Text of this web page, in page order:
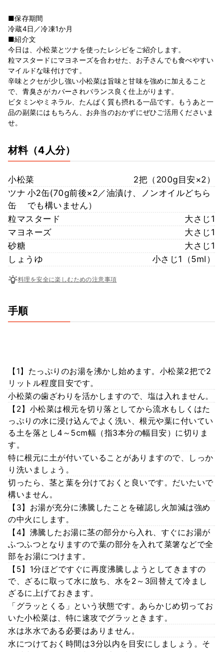
■保存期間
冷蔵4日／冷凍1か月
■紹介文
今日は、小松菜とツナを使ったレシピをご紹介します。
粒マスタードにマヨネーズを合わせた、お子さんでも食べやすい
マイルドな味付けです。
辛味とクセが少し強い小松菜は旨味と甘味を強めに加えること
で、青臭さがカバーされバランス良く仕上がります。
ビタミンやミネラル、たんぱく質も摂れる一品です。もうあと一
品の副菜にはもちろん、お弁当のおかずにぜひご活用くださいま
せ。
材料（4人分）
小松菜
2把（200g目安×2）
ツナ
缶
小2缶(70g前後×2／油漬け、ノンオイルどちら
でも構いません）
粒マスタード
大さじ1
マヨネーズ
大さじ1
砂糖
大さじ1
しょうゆ
小さじ1（5ml）
料理を安全に楽しむための注意事項
手順
【1】たっぷりのお湯を沸かし始めます。小松菜2把で2
リットル程度目安です。
小松菜の歯ざわりを活かしますので、塩は入れません。
【2】小松菜は根元を切り落としてから流水もしくはた
っぷりの水に浸け込んでよく洗い、根元や葉に付いてい
る土を落とし4～5cm幅（指3本分の幅目安）に切りま
す。
特に根元に土が付いていることがありますので、しっか
り洗いましょう。
切ったら、茎と葉を分けておくと良いです。だいたいで
構いません。
【3】お湯が充分に沸騰したことを確認し火加減は強め
の中火にします。
【4】沸騰したお湯に茎の部分から入れ、すぐにお湯が
ふつふつとなりますので葉の部分を入れて菜箸などで全
部をお湯につけます。
【5】1分ほどですぐに再度沸騰しようとしてきますの
で、ざるに取って水に放ち、水を2～3回替えて冷まし
ざるに上げておきます。
「グラッとくる」という状態です。あらかじめ切ってお
いた小松菜は、特に速攻でグラッときます。
水は氷水である必要はありません。
水につけておく時間は3分以内を目安にしましょう。そ